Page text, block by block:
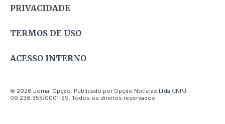
PRIVACIDADE
TERMOS DE USO
ACESSO INTERNO
© 2026 Jornal Opção. Publicado por Opção Notícias Ltda CNPJ
09.236.355/0001-59. Todos os direitos reservados.